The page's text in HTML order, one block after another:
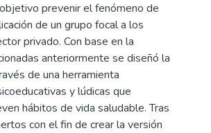
prevenir el fenómeno de
de un grupo focal a los
privado. Con base en la
anteriormente se diseñó la
de una herramienta
y lúdicas que
hábitos de vida saludable. Tras
con el fin de crear la versión